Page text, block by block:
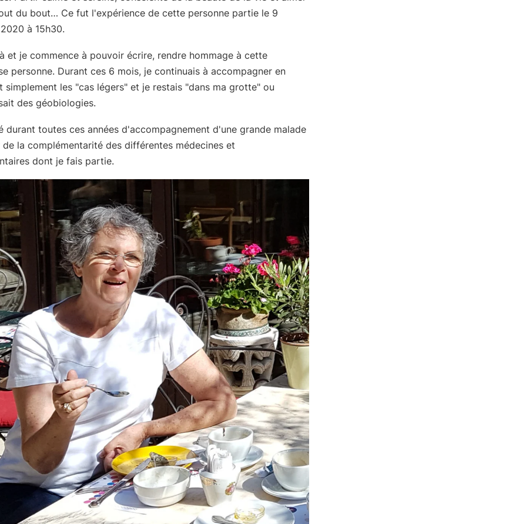
du bout… Ce fut l'expérience de cette personne partie le 9
à 15h30.
et je commence à pouvoir écrire, rendre hommage à cette
personne. Durant ces 6 mois, je continuais à accompagner en
simplement les "cas légers" et je restais "dans ma grotte" ou
des géobiologies.
durant toutes ces années d'accompagnement d'une grande malade
de la complémentarité des différentes médecines et
dont je fais partie.